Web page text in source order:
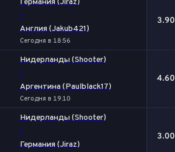
Германия (Jiraz)
-
Англия (Jakub421)
Сегодня в 18:56
3.90
Нидерланды (Shooter)
-
Аргентина (Paulblack17)
Сегодня в 19:10
4.60
Нидерланды (Shooter)
-
Германия (Jiraz)
3.00